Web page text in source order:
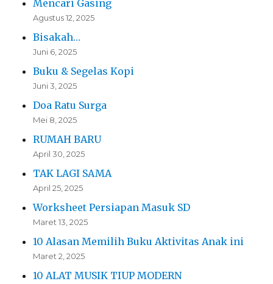
Mencari Gasing
Agustus 12, 2025
Bisakah…
Juni 6, 2025
Buku & Segelas Kopi
Juni 3, 2025
Doa Ratu Surga
Mei 8, 2025
RUMAH BARU
April 30, 2025
TAK LAGI SAMA
April 25, 2025
Worksheet Persiapan Masuk SD
Maret 13, 2025
10 Alasan Memilih Buku Aktivitas Anak ini
Maret 2, 2025
10 ALAT MUSIK TIUP MODERN